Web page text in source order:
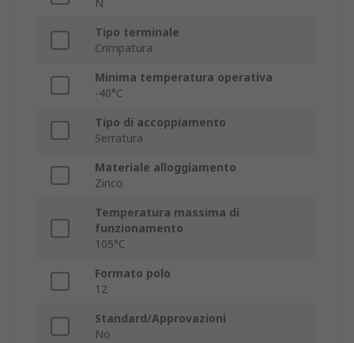
N
Tipo terminale
Crimpatura
Minima temperatura operativa
-40°C
Tipo di accoppiamento
Serratura
Materiale alloggiamento
Zinco
Temperatura massima di
funzionamento
105°C
Formato polo
12
Standard/Approvazioni
No